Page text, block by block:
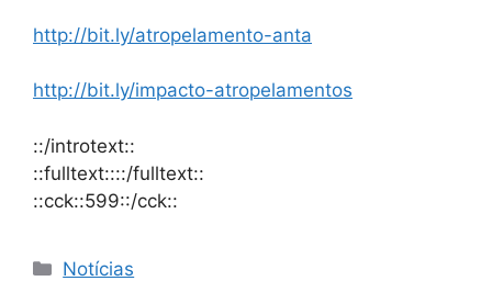
http://bit.ly/atropelamento-anta
http://bit.ly/impacto-atropelamentos
::/introtext::
::fulltext::::/fulltext::
::cck::599::/cck::
Notícias